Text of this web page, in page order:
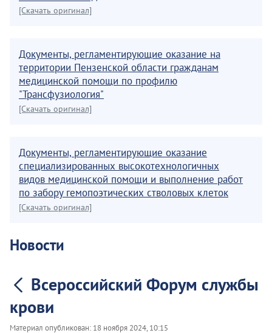
[Скачать оригинал]
Документы, регламентирующие оказание на
территории Пензенской области гражданам
медицинской помощи по профилю
"Трансфузиология"
[Скачать оригинал]
Документы, регламентирующие оказание
специализированных высокотехнологичных
видов медицинской помощи и выполнение работ
по забору гемопоэтических стволовых клеток
[Скачать оригинал]
Новости
Всероссийский Форум службы
крови
Материал опубликован: 18 ноября 2024, 10:15